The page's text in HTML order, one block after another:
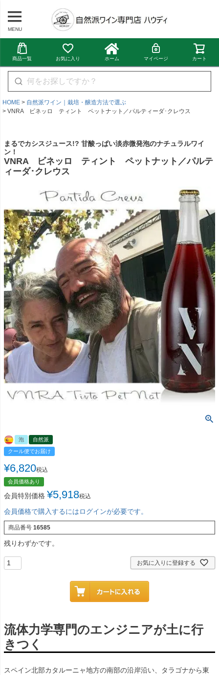
MENU
商品一覧 お気に入り ホーム マイページ カート
HOME
自然派ワイン｜栽培・醸造方法で選ぶ
VNRA ビネッロ ティント ペットナット／パルティーダ･クレウス
まるでカシスジュース!? 甘酸っぱい淡赤微発泡のナチュラルワイ
ン！
VNRA ビネッロ ティント ペットナット／パルテ
ィーダ･クレウス
泡
自然派
クール便でお届け
¥6,820税込
会員価格あり
会員特別価格 ¥5,918税込
会員価格で購入するにはログインが必要です。
商品番号 16585
残りわずかです。
お気に入りに登録する
流体力学専門のエンジニアが土に行
きつく
スペイン北部カタルーニャ地方の南部の沿岸沿い、タラゴナから東